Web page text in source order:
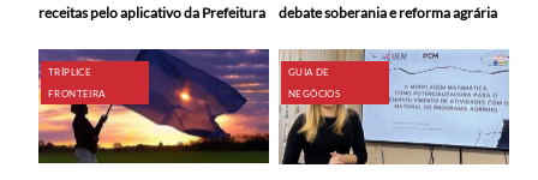
receitas pelo aplicativo da Prefeitura
debate soberania e reforma agrária
TRÍPLICE
FRONTEIRA
GUIA DE
NEGÓCIOS